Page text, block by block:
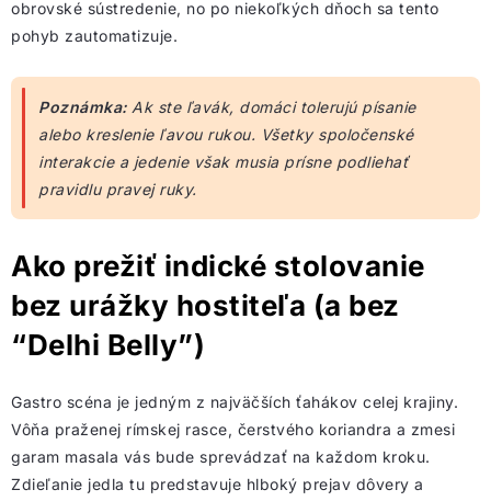
obrovské sústredenie, no po niekoľkých dňoch sa tento
pohyb zautomatizuje.
Poznámka:Ak ste ľavák, domáci tolerujú písanie
alebo kreslenie ľavou rukou. Všetky spoločenské
interakcie a jedenie však musia prísne podliehať
pravidlu pravej ruky.
Ako prežiť indické stolovanie
bez urážky hostiteľa (a bez
“Delhi Belly”)
Gastro scéna je jedným z najväčších ťahákov celej krajiny.
Vôňa praženej rímskej rasce, čerstvého koriandra a zmesi
garam masala vás bude sprevádzať na každom kroku.
Zdieľanie jedla tu predstavuje hlboký prejav dôvery a